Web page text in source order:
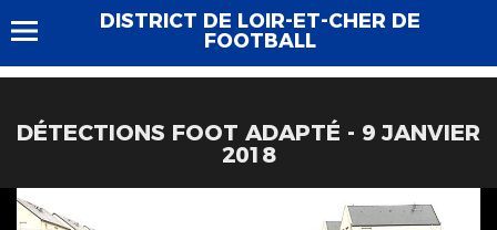
DISTRICT DE LOIR-ET-CHER DE
FOOTBALL
DÉTECTIONS FOOT ADAPTÉ - 9 JANVIER
2018